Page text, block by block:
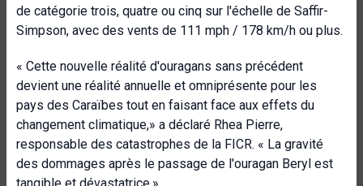
de catégorie trois, quatre ou cinq sur l'échelle de Saffir-
Simpson, avec des vents de 111 mph / 178 km/h ou plus.
« Cette nouvelle réalité d'ouragans sans précédent
devient une réalité annuelle et omniprésente pour les
pays des Caraïbes tout en faisant face aux effets du
changement climatique,» a déclaré Rhea Pierre,
responsable des catastrophes de la FICR. « La gravité
des dommages après le passage de l'ouragan Beryl est